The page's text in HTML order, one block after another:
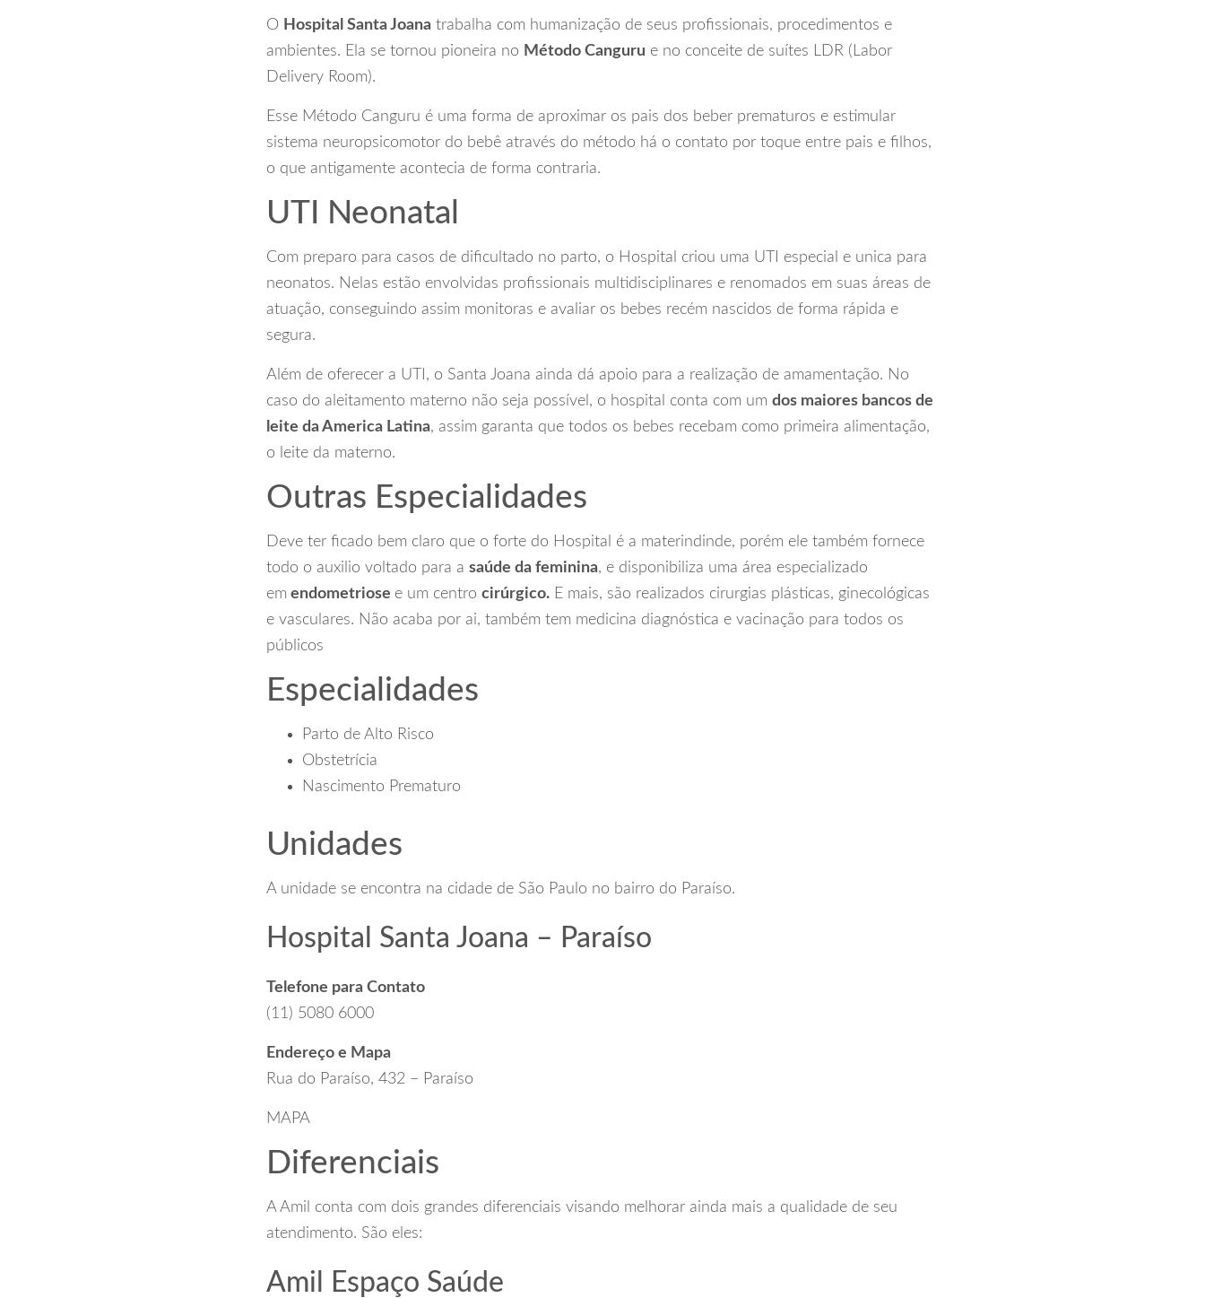
O Hospital Santa Joana trabalha com humanização de seus profissionais, procedimentos e
ambientes. Ela se tornou pioneira no Método Canguru e no conceite de suítes LDR (Labor
Delivery Room).
Esse Método Canguru é uma forma de aproximar os pais dos beber prematuros e estimular
sistema neuropsicomotor do bebê através do método há o contato por toque entre pais e filhos,
o que antigamente acontecia de forma contraria.
UTI Neonatal
Com preparo para casos de dificultado no parto, o Hospital criou uma UTI especial e unica para
neonatos. Nelas estão envolvidas profissionais multidisciplinares e renomados em suas áreas de
atuação, conseguindo assim monitoras e avaliar os bebes recém nascidos de forma rápida e
segura.
Além de oferecer a UTI, o Santa Joana ainda dá apoio para a realização de amamentação. No
caso do aleitamento materno não seja possível, o hospital conta com um dos maiores bancos de
leite da America Latina, assim garanta que todos os bebes recebam como primeira alimentação,
o leite da materno.
Outras Especialidades
Deve ter ficado bem claro que o forte do Hospital é a materindinde, porém ele também fornece
todo o auxilio voltado para a saúde da feminina, e disponibiliza uma área especializado
em endometriose e um centro cirúrgico. E mais, são realizados cirurgias plásticas, ginecológicas
e vasculares. Não acaba por ai, também tem medicina diagnóstica e vacinação para todos os
públicos
Especialidades
Parto de Alto Risco
Obstetrícia
Nascimento Prematuro
Unidades
A unidade se encontra na cidade de São Paulo no bairro do Paraíso.
Hospital Santa Joana – Paraíso
Telefone para Contato
(11) 5080 6000
Endereço e Mapa
Rua do Paraíso, 432 – Paraíso
MAPA
Diferenciais
A Amil conta com dois grandes diferenciais visando melhorar ainda mais a qualidade de seu
atendimento. São eles:
Amil Espaço Saúde